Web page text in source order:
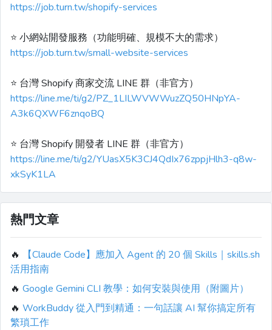
https://job.turn.tw/shopify-services
⭐️ 小網站開發服務（功能明確、規模不大的需求）
https://job.turn.tw/small-website-services
⭐️ 台灣 Shopify 商家交流 LINE 群（非官方）
https://line.me/ti/g2/PZ_1LILWVWWuzZQ50HNpYA-
A3k6QXWF6znqoBQ
⭐️ 台灣 Shopify 開發者 LINE 群（非官方）
https://line.me/ti/g2/YUasX5K3CJ4QdIx76zppjHlh3-q8w-
xkSyK1LA
熱門文章
🔥
【Claude Code】應加入 Agent 的 20 個 Skills｜skills.sh
活用指南
🔥 Google Gemini CLI 教學：如何安裝與使用（附圖片）
🔥 WorkBuddy 從入門到精通：一句話讓 AI 幫你搞定所有
繁瑣工作